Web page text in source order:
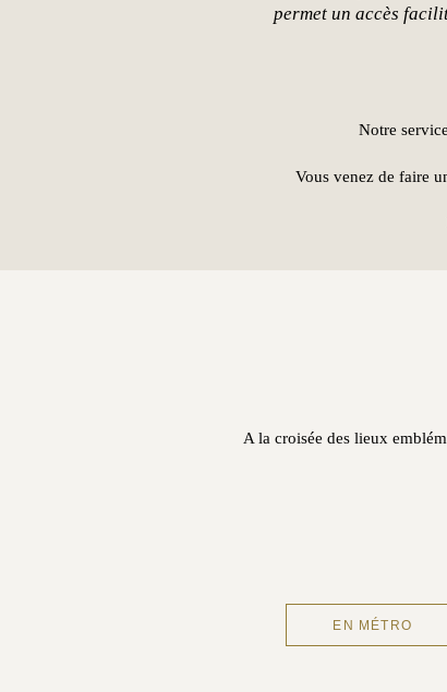
permet un accès
Notre
Vous venez de faire
A la croisée des lieux
EN MÉTRO